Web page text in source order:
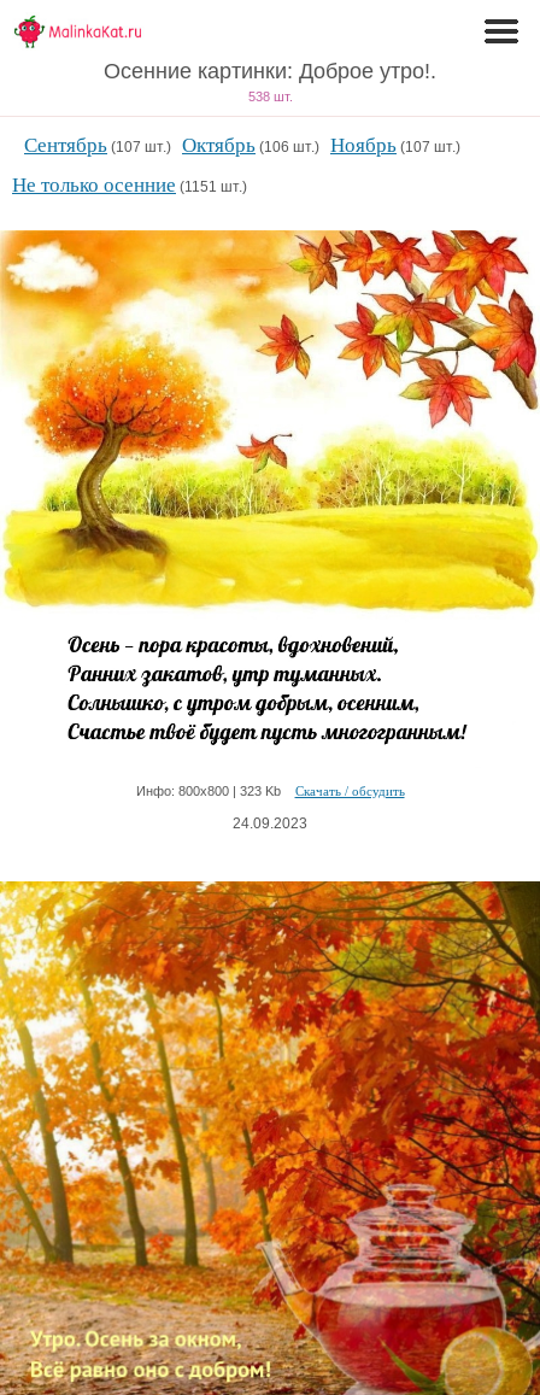
Осенние картинки: Доброе утро!.
538 шт.
Сентябрь (107 шт.) Октябрь (106 шт.) Ноябрь (107 шт.)
Не только осенние (1151 шт.)
Инфо: 800х800 | 323 Kb Скачать / обсудить
24.09.2023